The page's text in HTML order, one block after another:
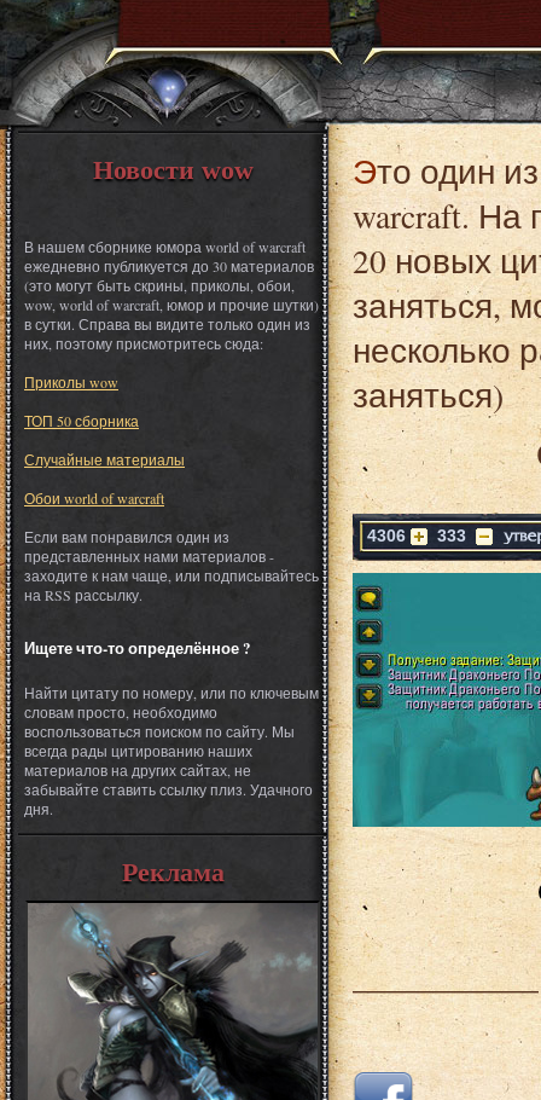
Новости wow
В нашем сборнике юмора world of warcraft
ежедневно публикуется до 30 материалов
(это могут быть скрины, приколы, обои,
wow, world of warcraft, юмор и прочие шутки)
в сутки. Справа вы видите только один из
них, поэтому присмотритесь сюда:
Приколы wow
ТОП 50 сборника
Случайные материалы
Обои world of warcraft
Если вам понравился один из
представленных нами материалов -
заходите к нам чаще, или подписывайтесь
на RSS рассылку.
Ищете что-то определённое ?
Найти цитату по номеру, или по ключевым
словам просто, необходимо
воспользоваться поиском по сайту. Мы
всегда рады цитированию наших
материалов на других сайтах, не
забывайте ставить ссылку плиз. Удачного
дня.
Реклама
Это один из материалов сборника юмора World of
warcraft. На
20 новых
заняться,
несколько
заняться)
4306 333
___________